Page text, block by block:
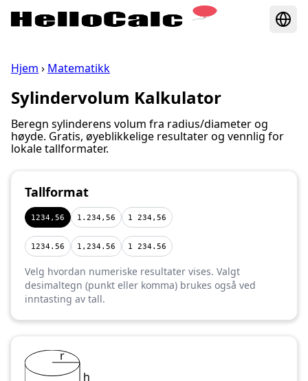
Hjem › Matematikk
Sylindervolum Kalkulator
Beregn sylinderens volum fra radius/diameter og
høyde. Gratis, øyeblikkelige resultater og vennlig for
lokale tallformater.
Tallformat
1234,56 1.234,56 1 234,56
1234.56 1,234.56 1 234.56
Velg hvordan numeriske resultater vises. Valgt
desimaltegn (punkt eller komma) brukes også ved
inntasting av tall.
r
h